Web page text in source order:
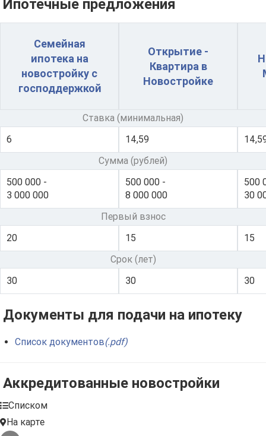
специалистов.
• получить банковскую карту и проводить операции по
• получить потребительский кредит;
• оформить ипотечный кредит;
• открыть вклад;
• оформить зарплатный проект;
• осуществлять банковские операции дистанционно
посредством интернет-банкинга.
Банк «Открытие» предоставляет возможность
клиентам приобрести жилье в кредит под залог
имеющейся недвижимости, а также взять заем на
капитальный ремонт квартиры. Учреждение
рассматривает возможность погашения кредита
средствами материнского капитала, а также проводит
ставка при оформлении кредита с государственной
поддержкой на покупку жилья
новостройкесоставляет от 8,8%.
На сегодняшний день основным акционером банка
капитала 99,99%.
Ипотечные предложения
Семейная
ипотека на
новостройку с
господдержкой
Открытие -
Квартира в
Новостройке
Ставка (минимальная)
6
14,59
Сумма (рублей)
500 000 -
3 000 000
500 000 -
8 000 000
500
30
Первый взнос
20
15
15
Срок (лет)
30
30 30
Документы для подачи на ипотеку
Список документов(.pdf)
Аккредитованные новостройки
Списком
На карте